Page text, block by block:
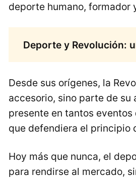
deporte humano, formador
Deporte y Revolución:
Desde sus orígenes, la
accesorio, sino parte de su
presente en tantos
que defendiera el principio
Hoy más que nunca, el
para rendirse al mercado,